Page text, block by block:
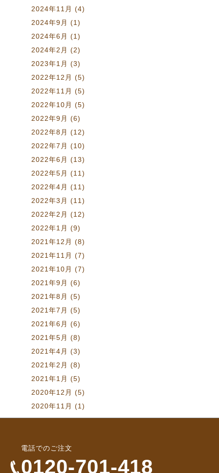
2024年11月 (4)
2024年9月 (1)
2024年6月 (1)
2024年2月 (2)
2023年1月 (3)
2022年12月 (5)
2022年11月 (5)
2022年10月 (5)
2022年9月 (6)
2022年8月 (12)
2022年7月 (10)
2022年6月 (13)
2022年5月 (11)
2022年4月 (11)
2022年3月 (11)
2022年2月 (12)
2022年1月 (9)
2021年12月 (8)
2021年11月 (7)
2021年10月 (7)
2021年9月 (6)
2021年8月 (5)
2021年7月 (5)
2021年6月 (6)
2021年5月 (8)
2021年4月 (3)
2021年2月 (8)
2021年1月 (5)
2020年12月 (5)
2020年11月 (1)
電話でのご注文
0120-701-418